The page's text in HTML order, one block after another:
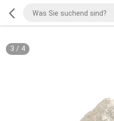
3 / 4